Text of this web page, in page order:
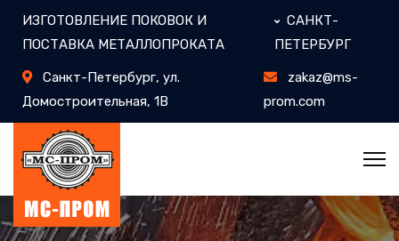
ИЗГОТОВЛЕНИЕ ПОКОВОК И
ПОСТАВКА МЕТАЛЛОПРОКАТА
САНКТ-
ПЕТЕРБУРГ
Санкт-Петербург, ул.
Домостроительная, 1В​
zakaz@ms-
prom.com